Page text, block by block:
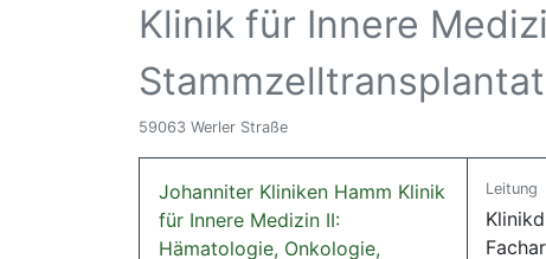
Klinik für Innere
59063 Werler Straße
Johanniter Kliniken Hamm Klinik
für Innere Medizin II:
Hämatologie, Onkologie,
Leitung